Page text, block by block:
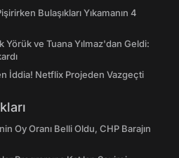
Bulaşıkları Yıkamanın 4
Yörük ve Tuana Yılmaz'dan Geldi:
İddia! Netflix Projeden Vazgeçti
Oy Oranı Belli Oldu, CHP Barajın